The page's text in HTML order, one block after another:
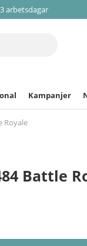
arbetsdagar
Kampanjer
Royale
Battle